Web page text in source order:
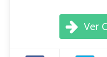
Ver